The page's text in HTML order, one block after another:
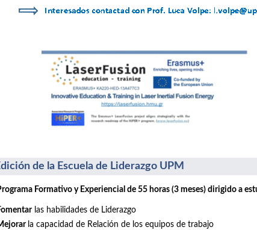
de la Escuela de Liderazgo UPM
Formativo y Experiencial de 55 horas (3 meses) dirigido a
las habilidades de Liderazgo
la capacidad de Relación de los equipos de trabajo